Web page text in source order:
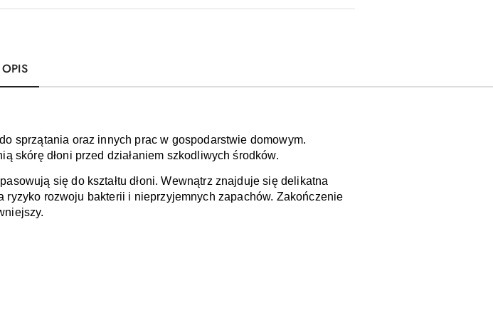
OPIS
sprzątania oraz innych prac w gospodarstwie domowym.
skórę dłoni przed działaniem szkodliwych środków.
się do kształtu dłoni. Wewnątrz znajduje się delikatna
rozwoju bakterii i nieprzyjemnych zapachów. Zakończenie